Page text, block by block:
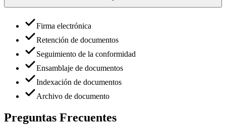
Firma electrónica
Retención de documentos
Seguimiento de la conformidad
Ensamblaje de documentos
Indexación de documentos
Archivo de documento
Preguntas Frecuentes